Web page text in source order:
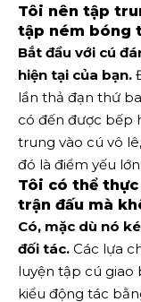
Tôi nên tập
tập ném bóng
Bắt đầu với cú
hiện tại của bạn.
lần thả đạn thứ
có đến được bếp
trung vào cú vô
đó là điểm yếu
Tôi có thể
trận đấu mà
Có, mặc dù nó
đối tác. Các lựa
luyện tập cú giao
kiểu động tác